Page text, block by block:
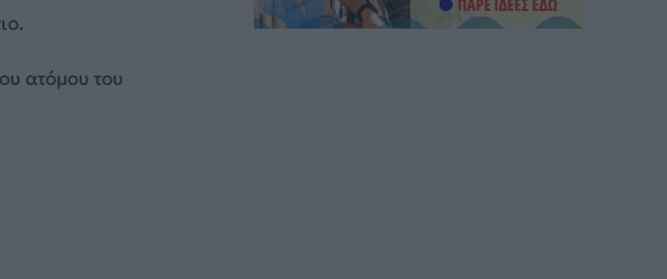
ατόμου του